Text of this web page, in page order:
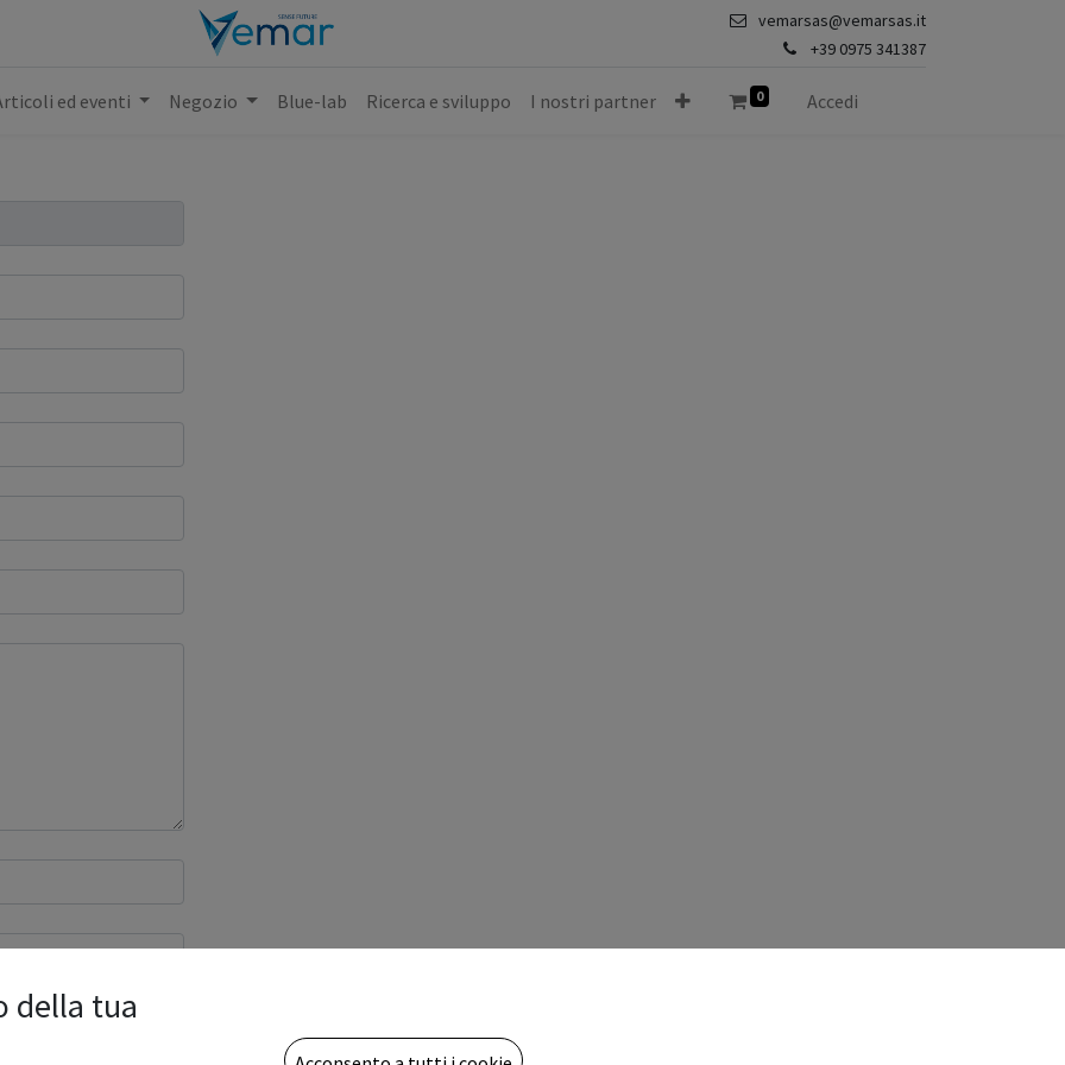
vemarsas@vemarsas.it
+39 0975 341387
ed eventi Negozio Blue-lab Ricerca e sviluppo I nostri partner 0 Accedi
della tua